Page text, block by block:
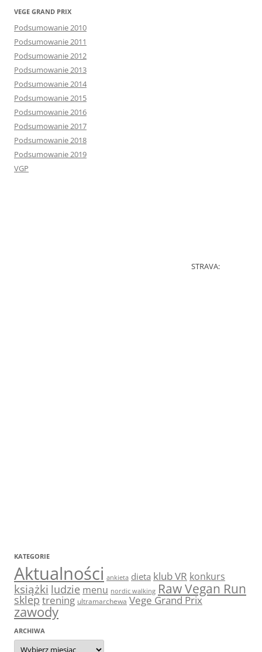
VEGE GRAND PRIX
Podsumowanie 2010
Podsumowanie 2011
Podsumowanie 2012
Podsumowanie 2013
Podsumowanie 2014
Podsumowanie 2015
Podsumowanie 2016
Podsumowanie 2017
Podsumowanie 2018
Podsumowanie 2019
VGP
STRAVA:
KATEGORIE
Aktualności ankieta dieta klub VR konkurs
książki ludzie menu nordic walking Raw Vegan Run
skleptrening ultramarchewa Vege Grand Prix
zawody
ARCHIWA
Archiwa